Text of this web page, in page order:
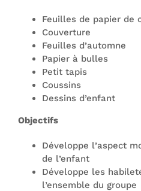
Feuilles de papier de
Couverture
Feuilles d’automne
Papier à bulles
Petit tapis
Coussins
Dessins d’enfant
Objectifs
Développe l’aspect
de l’enfant
Développe les
l’ensemble du groupe